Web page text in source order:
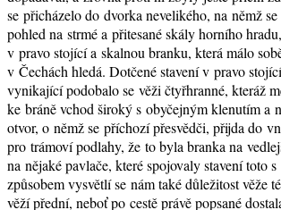
se přicházelo do dvorka nevelikého, na němž
pohled na strmé a přitesané skály horního
v pravo stojící a skalnou branku, která málo
v Čechách hledá. Dotčené stavení v pravo
vynikající podobalo se věži čtyřhranné, kteráž
ke bráně vchod široký s obyčejným klenutím a
otvor, o němž se příchozí přesvědči, přijda do
pro trámoví podlahy, že to byla branka na
na nějaké pavlače, které spojovaly stavení toto
způsobem vysvětlí se nám také důležitost věže
věží přední, neboť po cestě právě popsané